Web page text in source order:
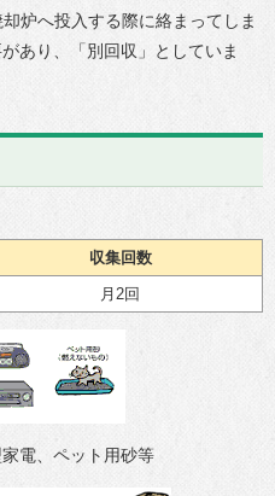
炉へ投入する際に絡まってしま
あり、「別回収」としていま
収集回数
月2回
電、ペット用砂等